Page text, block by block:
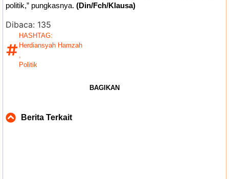
politik,” pungkasnya. (Din/Fch/Klausa)
Dibaca: 135
HASHTAG:
Herdiansyah Hamzah
Politik
BAGIKAN
Berita Terkait